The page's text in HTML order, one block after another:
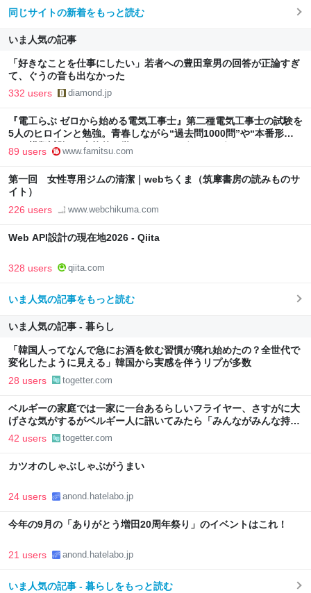
同じサイトの新着をもっと読む
いま人気の記事
「好きなことを仕事にしたい」若者への豊田章男の回答が正論すぎ
て、ぐうの音も出なかった
332 users diamond.jp
『電工らぶ ゼロから始める電気工事士』第二種電気工事士の試験を
5人のヒロインと勉強。青春しながら“過去問1000問”や“本番形式
CBT模擬試験”で本格的に学べるノベルゲーム | ゲーム・エンタメ
最新情報のファミ通.com
89 users www.famitsu.com
第一回 女性専用ジムの清潔｜webちくま（筑摩書房の読みものサ
イト）
226 users www.webchikuma.com
Web API設計の現在地2026 - Qiita
328 users qiita.com
いま人気の記事をもっと読む
いま人気の記事 - 暮らし
「韓国人ってなんで急にお酒を飲む習慣が廃れ始めたの？全世代で
変化したように見える」韓国から実感を伴うリプが多数
28 users togetter.com
ベルギーの家庭では一家に一台あるらしいフライヤー、さすがに大
げさな気がするがベルギー人に訊いてみたら「みんながみんな持っ
てるわけやないで。うちにはあるけどな」とか答えるんだろうな
42 users togetter.com
カツオのしゃぶしゃぶがうまい
24 users anond.hatelabo.jp
今年の9月の「ありがとう増田20周年祭り」のイベントはこれ！
21 users anond.hatelabo.jp
いま人気の記事 - 暮らしをもっと読む